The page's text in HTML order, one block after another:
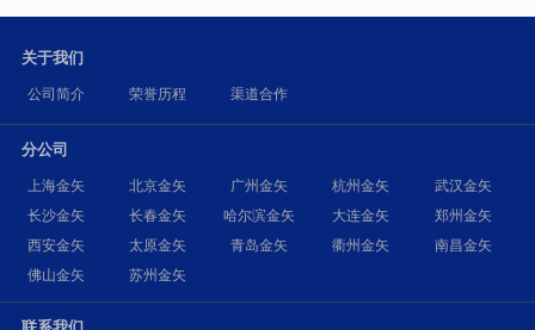
关于我们
公司简介 荣誉历程 渠道合作
分公司
上海金矢 北京金矢 广州金矢 杭州金矢
武汉金矢
长沙金矢
长春金矢 哈尔滨金矢 大连金矢
郑州金矢
西安金矢
太原金矢 青岛金矢 衢州金矢
南昌金矢
佛山金矢
苏州金矢